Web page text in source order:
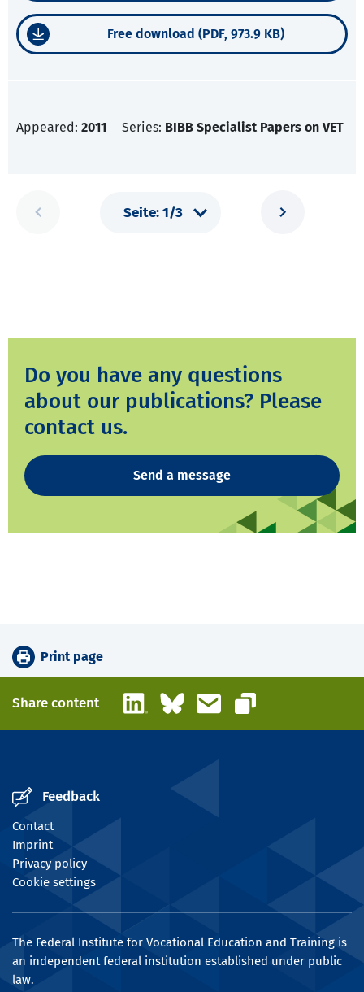
Free download (PDF, 973.9 KB)
Appeared: 2011 Series: BIBB Specialist Papers on VET
Do you have any questions
about our publications? Please
contact us.
Send a message
Print page
Share content LinkedInBlueskyEmail
Copy link
Feedback
Contact
Imprint
Privacy policy
Cookie settings
The Federal Institute for Vocational Education and Training is
an independent federal institution established under public
law.